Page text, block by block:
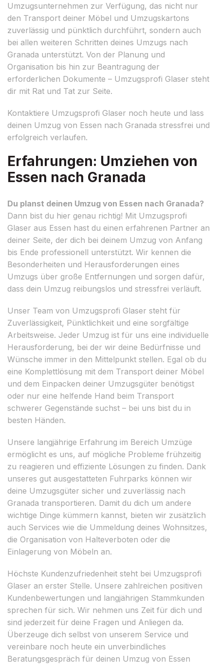
Umzugsunternehmen zur Verfügung, das nicht nur
den Transport deiner Möbel und Umzugskartons
zuverlässig und pünktlich durchführt, sondern auch
bei allen weiteren Schritten deines Umzugs nach
Granada unterstützt. Von der Planung und
Organisation bis hin zur Beantragung der
erforderlichen Dokumente – Umzugsprofi Glaser steht
dir mit Rat und Tat zur Seite.
Kontaktiere Umzugsprofi Glaser noch heute und lass
deinen Umzug von Essen nach Granada stressfrei und
erfolgreich verlaufen.
Erfahrungen: Umziehen von
Essen nach Granada
Du planst deinen Umzug von Essen nach Granada?
Dann bist du hier genau richtig! Mit Umzugsprofi
Glaser aus Essen hast du einen erfahrenen Partner an
deiner Seite, der dich bei deinem Umzug von Anfang
bis Ende professionell unterstützt. Wir kennen die
Besonderheiten und Herausforderungen eines
Umzugs über große Entfernungen und sorgen dafür,
dass dein Umzug reibungslos und stressfrei verläuft.
Unser Team von Umzugsprofi Glaser steht für
Zuverlässigkeit, Pünktlichkeit und eine sorgfältige
Arbeitsweise. Jeder Umzug ist für uns eine individuelle
Herausforderung, bei der wir deine Bedürfnisse und
Wünsche immer in den Mittelpunkt stellen. Egal ob du
eine Komplettlösung mit dem Transport deiner Möbel
und dem Einpacken deiner Umzugsgüter benötigst
oder nur eine helfende Hand beim Transport
schwerer Gegenstände suchst – bei uns bist du in
besten Händen.
Unsere langjährige Erfahrung im Bereich Umzüge
ermöglicht es uns, auf mögliche Probleme frühzeitig
zu reagieren und effiziente Lösungen zu finden. Dank
unseres gut ausgestatteten Fuhrparks können wir
deine Umzugsgüter sicher und zuverlässig nach
Granada transportieren. Damit du dich um andere
wichtige Dinge kümmern kannst, bieten wir zusätzlich
auch Services wie die Ummeldung deines Wohnsitzes,
die Organisation von Halteverboten oder die
Einlagerung von Möbeln an.
Höchste Kundenzufriedenheit steht bei Umzugsprofi
Glaser an erster Stelle. Unsere zahlreichen positiven
Kundenbewertungen und langjährigen Stammkunden
sprechen für sich. Wir nehmen uns Zeit für dich und
sind jederzeit für deine Fragen und Anliegen da.
Überzeuge dich selbst von unserem Service und
vereinbare noch heute ein unverbindliches
Beratungsgespräch für deinen Umzug von Essen